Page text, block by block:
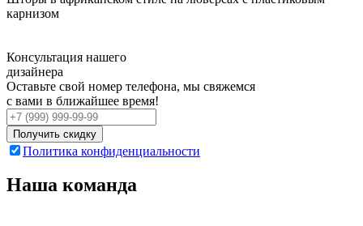
карнизом
Консультация нашего
дизайнера
Оставьте свой номер телефона, мы свяжемся
с вами в ближайшее время!
Получить скидку
Политика конфиденциальности
Наша команда